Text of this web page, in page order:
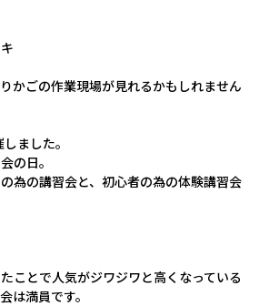
かごの作業現場が見れるかもしれません
ました。
の日。
為の講習会と、初心者の為の体験講習会
ことで人気がジワジワと高くなっている
は満員です。